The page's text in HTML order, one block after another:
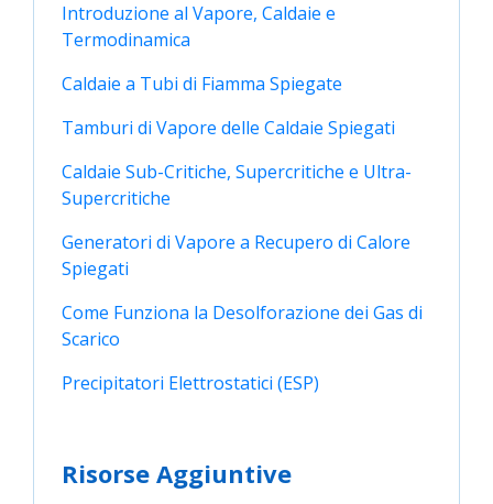
Introduzione al Vapore, Caldaie e
Termodinamica
Caldaie a Tubi di Fiamma Spiegate
Tamburi di Vapore delle Caldaie Spiegati
Caldaie Sub-Critiche, Supercritiche e Ultra-
Supercritiche
Generatori di Vapore a Recupero di Calore
Spiegati
Come Funziona la Desolforazione dei Gas di
Scarico
Precipitatori Elettrostatici (ESP)
Risorse Aggiuntive